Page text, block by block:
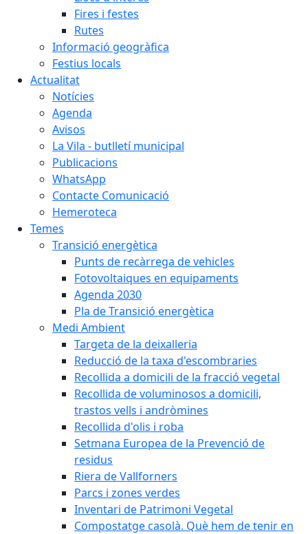
Fires i festes
Rutes
Informació geogràfica
Festius locals
Actualitat
Notícies
Agenda
Avisos
La Vila - butlletí municipal
Publicacions
WhatsApp
Contacte Comunicació
Hemeroteca
Temes
Transició energètica
Punts de recàrrega de vehicles
Fotovoltaiques en equipaments
Agenda 2030
Pla de Transició energètica
Medi Ambient
Targeta de la deixalleria
Reducció de la taxa d'escombraries
Recollida a domicili de la fracció vegetal
Recollida de voluminosos a domicili,
trastos vells i andròmines
Recollida d'olis i roba
Setmana Europea de la Prevenció de
residus
Riera de Vallforners
Parcs i zones verdes
Inventari de Patrimoni Vegetal
Compostatge casolà. Què hem de tenir en